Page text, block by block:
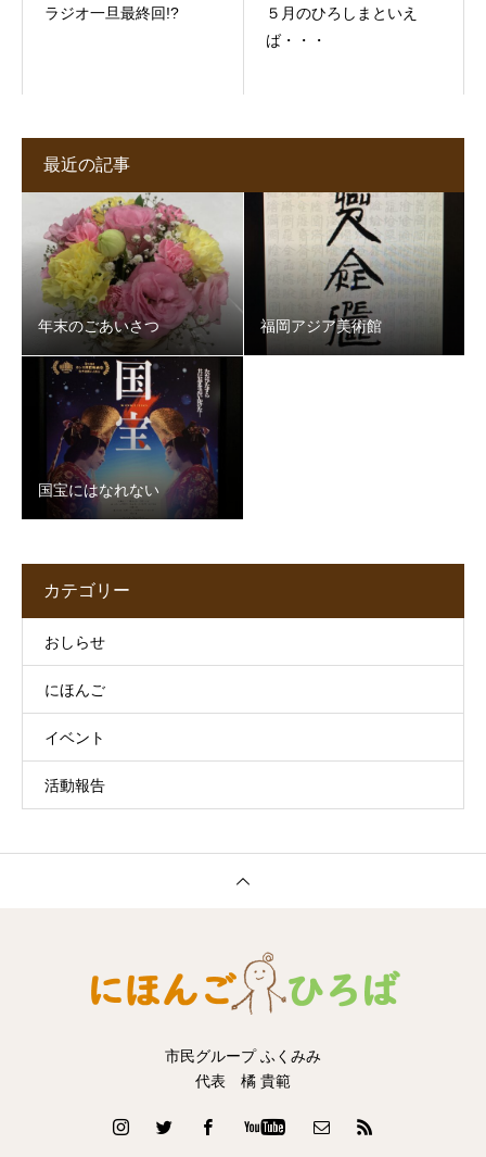
ラジオ一旦最終回!?
５月のひろしまといえ
ば・・・
最近の記事
年末のごあいさつ 福岡アジア美術館
国宝にはなれない
カテゴリー
おしらせ
にほんご
イベント
活動報告
市民グループ ふくみみ
代表 橘 貴範